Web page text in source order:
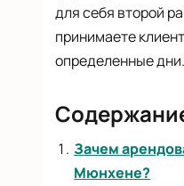
для себя второй
принимаете
определенные дни.
Зачем
Мюнхене?